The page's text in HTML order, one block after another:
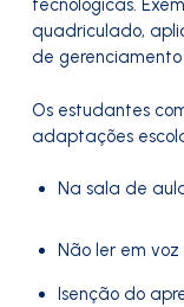
tecnológicas.
quadriculado,
de
Os estudantes
adaptações
Na sala de
Não ler em
Isenção do